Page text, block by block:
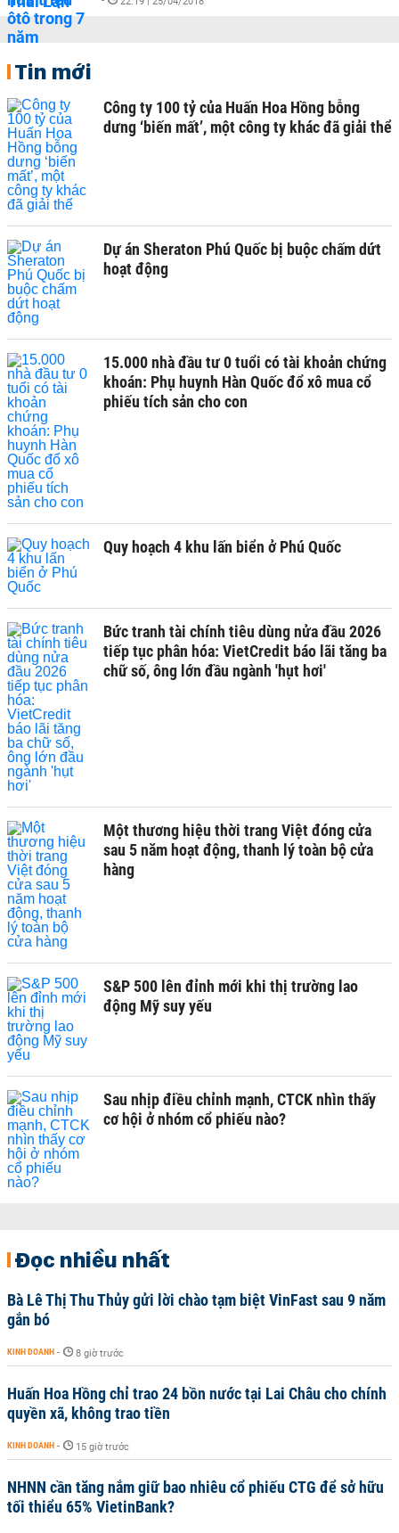
Tin mới
Công ty 100 tỷ của Huấn Hoa Hồng bỗng
dưng ‘biến mất’, một công ty khác đã giải thể
Dự án Sheraton Phú Quốc bị buộc chấm dứt
hoạt động
15.000 nhà đầu tư 0 tuổi có tài khoản chứng
khoán: Phụ huynh Hàn Quốc đổ xô mua cổ
phiếu tích sản cho con
Quy hoạch 4 khu lấn biển ở Phú Quốc
Bức tranh tài chính tiêu dùng nửa đầu 2026
tiếp tục phân hóa: VietCredit báo lãi tăng ba
chữ số, ông lớn đầu ngành 'hụt hơi'
Một thương hiệu thời trang Việt đóng cửa
sau 5 năm hoạt động, thanh lý toàn bộ cửa
hàng
S&P 500 lên đỉnh mới khi thị trường lao
động Mỹ suy yếu
Sau nhịp điều chỉnh mạnh, CTCK nhìn thấy
cơ hội ở nhóm cổ phiếu nào?
Đọc nhiều nhất
Bà Lê Thị Thu Thủy gửi lời chào tạm biệt VinFast sau 9 năm
gắn bó
KINH DOANH - 8 giờ trước
Huấn Hoa Hồng chỉ trao 24 bồn nước tại Lai Châu cho chính
quyền xã, không trao tiền
KINH DOANH - 15 giờ trước
NHNN cần tăng nắm giữ bao nhiêu cổ phiếu CTG để sở hữu
tối thiểu 65% VietinBank?